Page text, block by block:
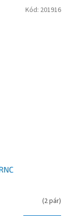
(2 pár)
Kód: 201916